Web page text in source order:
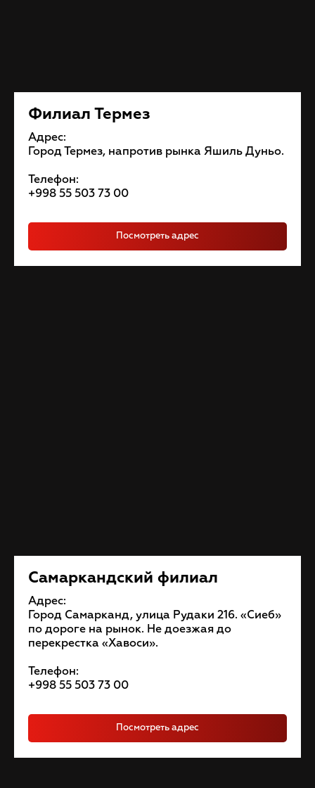
Филиал Термез
Адрес:
Город Термез, напротив рынка Яшиль Дуньо.
Телефон:
+998 55 503 73 00
Посмотреть адрес
Самаркандский филиал
Адрес:
Город Самарканд, улица Рудаки 216. «Сиеб»
по дороге на рынок. Не доезжая до
перекрестка «Хавоси».
Телефон:
+998 55 503 73 00
Посмотреть адрес